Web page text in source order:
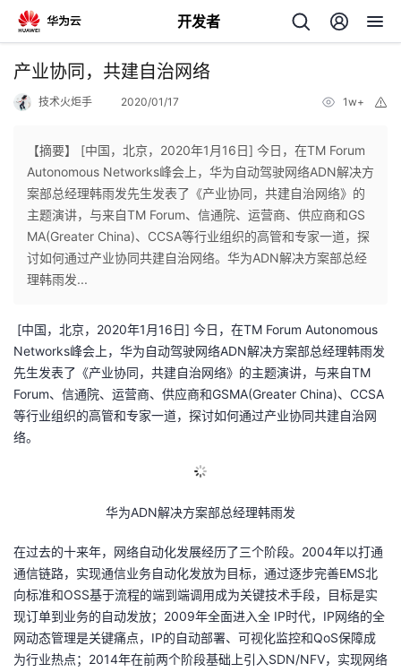
开发者
返
个
人
页
我
开
发
者
博
客
的
论
坛
我
的
圈
我
的
我
的
开
发
堂
我
的
我
我
的
Programs
的
我
的
技
我
的
产业协同，共建自治网络
技术火炬手 2020/01/17 1w+
【摘要】 [中国，北京，2020年1月16日] 今日，在TM Forum
Autonomous Networks峰会上，华为自动驾驶网络ADN解决方
案部总经理韩雨发先生发表了《产业协同，共建自治网络》的
主题演讲，与来自TM Forum、信通院、运营商、供应商和GS
MA(Greater China)、CCSA等行业组织的高管和专家一道，探
讨如何通过产业协同共建自治网络。华为ADN解决方案部总经
理韩雨发...
[中国，北京，2020年1月16日] 今日，在TM Forum Autonomous
Networks峰会上，华为自动驾驶网络ADN解决方案部总经理韩雨发
先生发表了《产业协同，共建自治网络》的主题演讲，与来自TM
Forum、信通院、运营商、供应商和GSMA(Greater China)、CCSA
等行业组织的高管和专家一道，探讨如何通过产业协同共建自治网
络。
华为ADN解决方案部总经理韩雨发
在过去的十来年，网络自动化发展经历了三个阶段。2004年以打通
通信链路，实现通信业务自动化发放为目标，通过逐步完善EMS北
向标准和OSS基于流程的端到端调用成为关键技术手段，目标是实
现订单到业务的自动发放；2009年全面进入全 IP时代，IP网络的全
网动态管理是关键痛点，IP的自动部署、可视化监控和QoS保障成
为行业热点；2014年在前两个阶段基础上引入SDN/NFV，实现网络